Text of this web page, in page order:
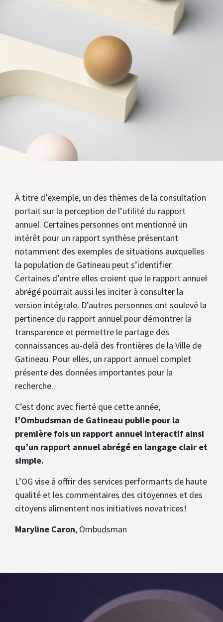
À titre d’exemple, un des thèmes de la consultation
portait sur la perception de l’utilité du rapport
annuel. Certaines personnes ont mentionné un
intérêt pour un rapport synthèse présentant
notamment des exemples de situations auxquelles
la population de Gatineau peut s’identifier.
Certaines d’entre elles croient que le rapport annuel
abrégé pourrait aussi les inciter à consulter la
version intégrale. D’autres personnes ont soulevé la
pertinence du rapport annuel pour démontrer la
transparence et permettre le partage des
connaissances au-delà des frontières de la Ville de
Gatineau. Pour elles, un rapport annuel complet
présente des données importantes pour la
recherche.
C’est donc avec fierté que cette année,
l’Ombudsman de Gatineau publie pour la
première fois un rapport annuel interactif ainsi
qu’un rapport annuel abrégé en langage clair et
simple.
L’OG vise à offrir des services performants de haute
qualité et les commentaires des citoyennes et des
citoyens alimentent nos initiatives novatrices!
Maryline Caron, Ombudsman